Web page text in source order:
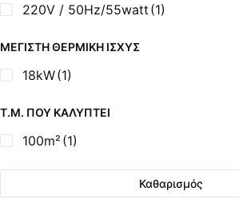
220V / 50Hz/55watt (1)
ΜΈΓΙΣΤΗ ΘΕΡΜΙΚΉ ΙΣΧΎΣ
18kW(1)
Τ.Μ. ΠΟΥ ΚΑΛΎΠΤΕΙ
100m² (1)
Καθαρισμός